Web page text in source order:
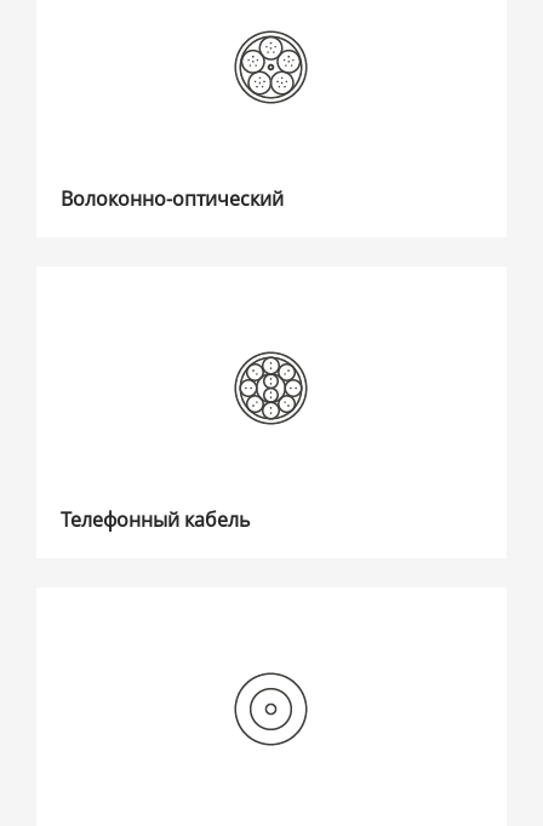
Волоконно-оптический
Телефонный кабель